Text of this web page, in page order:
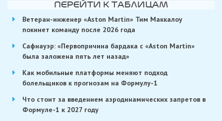
ПЕРЕЙТИ К ТАБЛИЦАМ
Ветеран-инженер «Aston Martin» Тим Маккалоу
покинет команду после 2026 года
Сафнауэр: «Первопричина бардака с «Aston Martin»
была заложена пять лет назад»
Как мобильные платформы меняют подход
болельщиков к прогнозам на Формулу-1
Что стоит за введением аэродинамических запретов в
Формуле-1 к 2027 году